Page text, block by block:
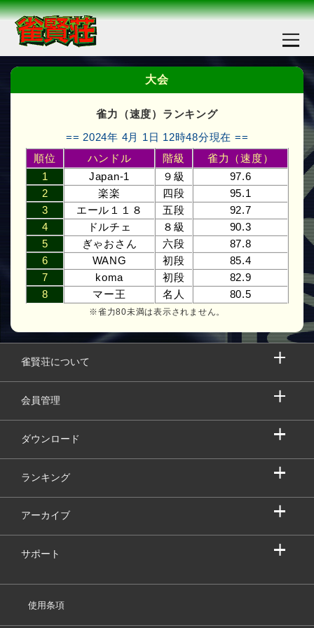
大会
雀力（速度）ランキング
== 2024年 4月 1日 12時48分現在 ==
順位
ハンドル 階級
雀力（速度）
1
Japan-1 ９級
97.6
2
楽楽 四段
95.1
3
エール１１８ 五段
92.7
4
ドルチェ ８級
90.3
5
ぎゃおさん 六段
87.8
6
WANG 初段
85.4
7
koma 初段
82.9
8
マー王 名人 80.5
※雀力80未満は表示されません。
雀賢荘について
会員管理
ダウンロード
ランキング
アーカイブ
サポート
使用条項